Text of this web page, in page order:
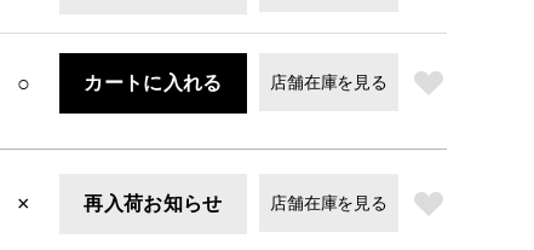
○ カートに入れる 店舗在庫を見る
× 再入荷お知らせ 店舗在庫を見る